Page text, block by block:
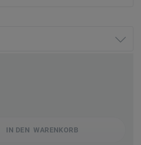
IN DEN WARENKORB